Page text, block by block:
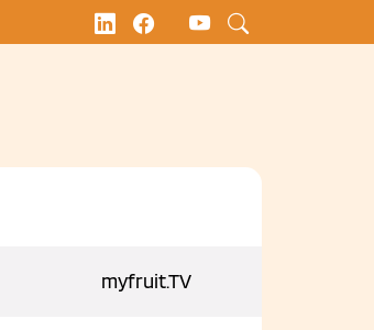
myfruit.TV